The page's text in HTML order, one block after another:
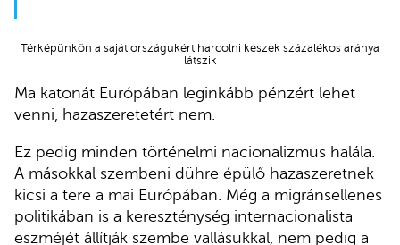
Térképünkön a saját országukért harcolni készek százalékos aránya
látszik
Ma katonát Európában leginkább pénzért lehet
venni, hazaszeretetért nem.
Ez pedig minden történelmi nacionalizmus halála.
A másokkal szembeni dühre épülő hazaszeretnek
kicsi a tere a mai Európában. Még a migránsellenes
politikában is a kereszténység internacionalista
eszméjét állítják szembe vallásukkal, nem pedig a